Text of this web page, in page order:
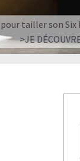
tailler son Six
>JE